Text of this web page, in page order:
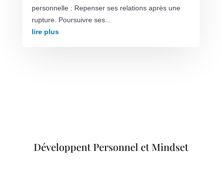
personnelle : Repenser ses relations après une
rupture. Poursuivre ses...
lire plus
Développent Personnel et Mindset